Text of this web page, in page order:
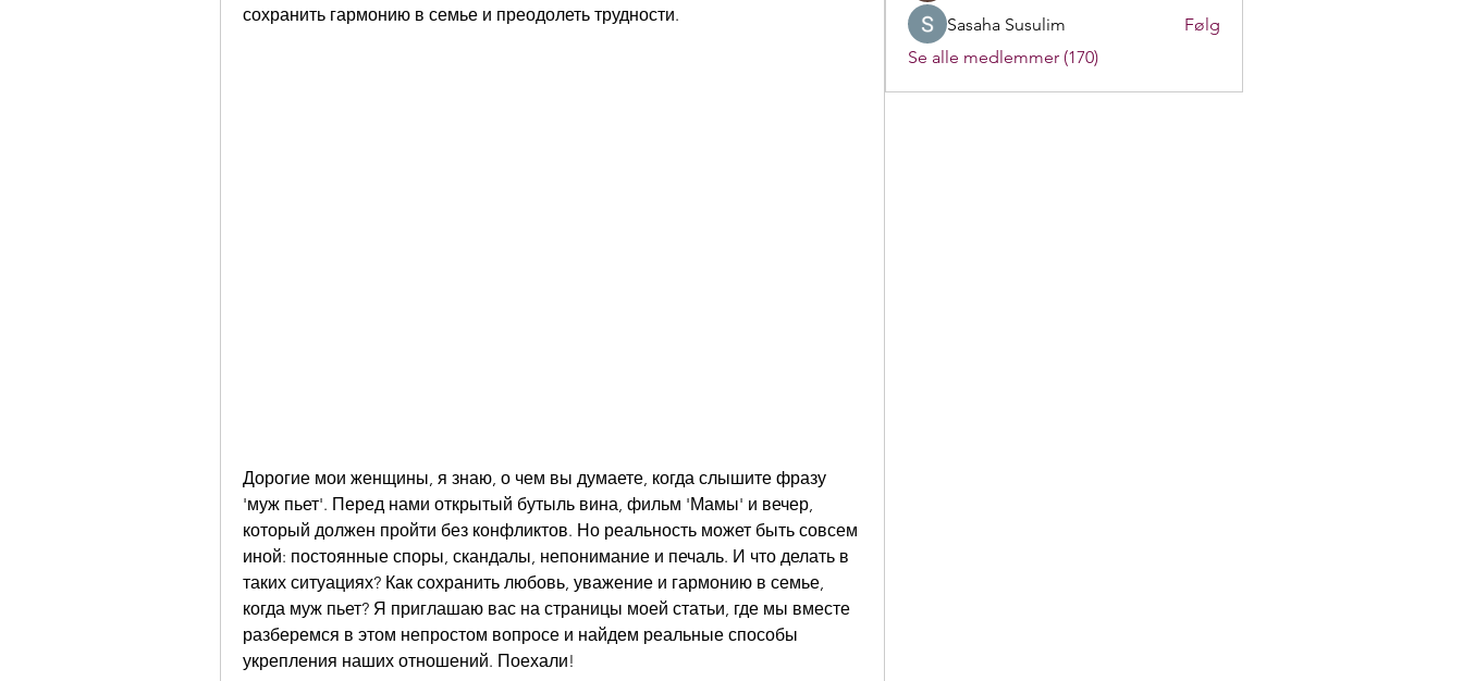
сохранить гармонию в семье и преодолеть трудности.
Дорогие мои женщины, я знаю, о чем вы думаете, когда слышите фразу
'муж пьет'. Перед нами открытый бутыль вина, фильм 'Мамы' и вечер,
который должен пройти без конфликтов. Но реальность может быть совсем
иной: постоянные споры, скандалы, непонимание и печаль. И что делать в
таких ситуациях? Как сохранить любовь, уважение и гармонию в семье,
когда муж пьет? Я приглашаю вас на страницы моей статьи, где мы вместе
разберемся в этом непростом вопросе и найдем реальные способы
укрепления наших отношений. Поехали!
Sasaha Susulim
Følg
Se alle medlemmer (170)